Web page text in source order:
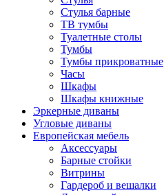
Стулья барные
ТВ тумбы
Туалетные столы
Тумбы
Тумбы прикроватные
Часы
Шкафы
Шкафы книжные
Эркерные диваны
Угловые диваны
Европейская мебель
Аксессуары
Барные стойки
Витрины
Гардероб и вешалки